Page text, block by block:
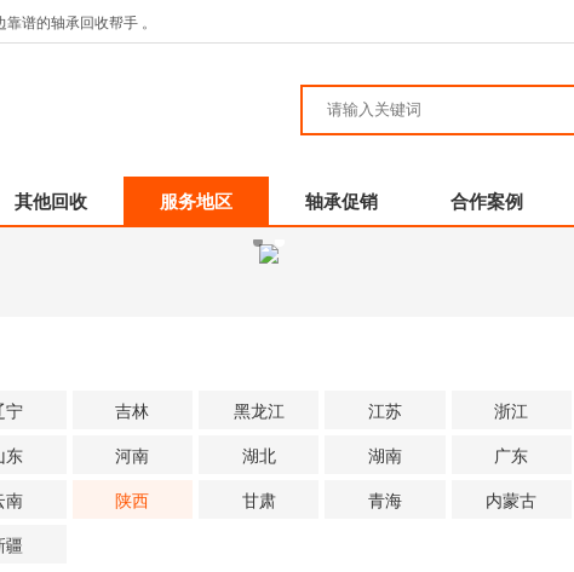
谱的轴承回收帮手 。
其他回收 服务地区 轴承促销 合作案例
宁 吉林 黑龙江 江苏
浙江
东 河南 湖北 湖南
广东
南 陕西 甘肃 青海
内蒙古
疆